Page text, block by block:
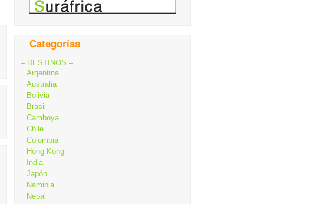
Categorías
– DESTINOS –
Argentina
Australia
Bolivia
Brasil
Camboya
Chile
Colombia
Hong Kong
India
Japón
Namibia
Nepal